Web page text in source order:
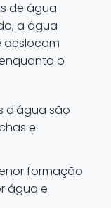
de água
a água
deslocam
o
d'água são
e
formação
água e